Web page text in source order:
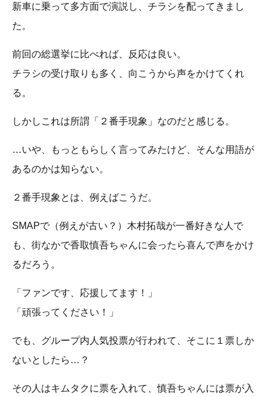
新車に乗って多方面で演説し、チラシを配ってきまし
た。
前回の総選挙に比べれば、反応は良い。
チラシの受け取りも多く、向こうから声をかけてくれ
る。
しかしこれは所謂「２番手現象」なのだと感じる。
…いや、もっともらしく言ってみたけど、そんな用語が
あるのかは知らない。
２番手現象とは、例えばこうだ。
SMAPで（例えが古い？）木村拓哉が一番好きな人で
も、街なかで香取慎吾ちゃんに会ったら喜んで声をかけ
るだろう。
「ファンです、応援してます！」
「頑張ってください！」
でも、グループ内人気投票が行われて、そこに１票しか
ないとしたら…？
その人はキムタクに票を入れて、慎吾ちゃんには票が入